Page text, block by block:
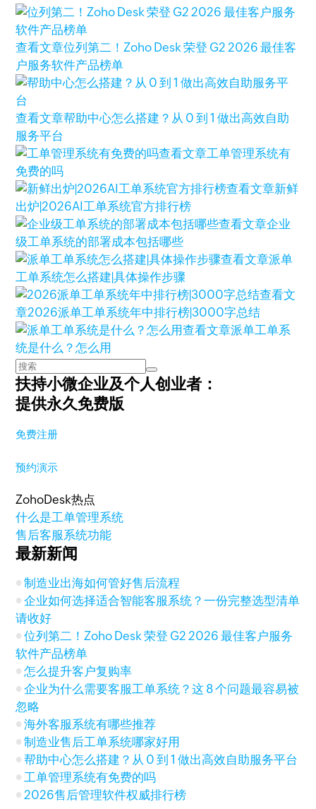
查看文章位列第二！Zoho Desk 荣登 G2 2026 最佳客
户服务软件产品榜单
查看文章帮助中心怎么搭建？从 0 到 1 做出高效自助
服务平台
查看文章工单管理系统有
免费的吗
查看文章新鲜
出炉|2026AI工单系统官方排行榜
查看文章企业
级工单系统的部署成本包括哪些
查看文章派单
工单系统怎么搭建|具体操作步骤
查看文
章2026派单工单系统年中排行榜|3000字总结
查看文章派单工单系
统是什么？怎么用
扶持小微企业及个人创业者：
提供永久免费版
免费注册
预约演示
ZohoDesk热点
什么是工单管理系统
售后客服系统功能
最新新闻
制造业出海如何管好售后流程
企业如何选择适合智能客服系统？一份完整选型清单
请收好
位列第二！Zoho Desk 荣登 G2 2026 最佳客户服务
软件产品榜单
怎么提升客户复购率
企业为什么需要客服工单系统？这 8 个问题最容易被
忽略
海外客服系统有哪些推荐
制造业售后工单系统哪家好用
帮助中心怎么搭建？从 0 到 1 做出高效自助服务平台
工单管理系统有免费的吗
2026售后管理软件权威排行榜